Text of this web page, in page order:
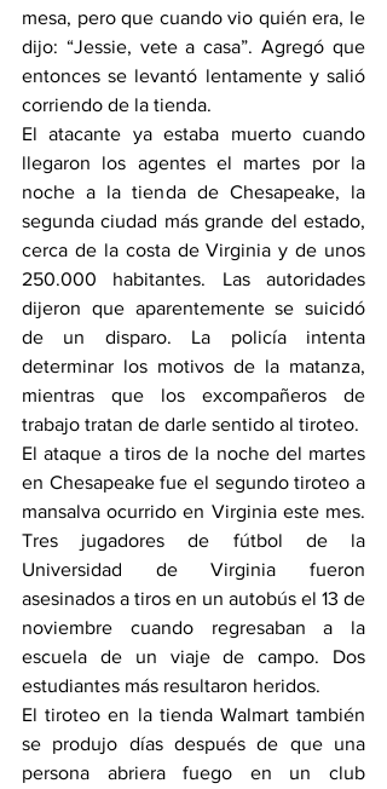
mesa, pero que cuando vio quién era, le
dijo: “Jessie, vete a casa”. Agregó que
entonces se levantó lentamente y salió
corriendo de la tienda.
El atacante ya estaba muerto cuando
llegaron los agentes el martes por la
noche a la tienda de Chesapeake, la
segunda ciudad más grande del estado,
cerca de la costa de Virginia y de unos
250.000 habitantes. Las autoridades
dijeron que aparentemente se suicidó
de un disparo. La policía intenta
determinar los motivos de la matanza,
mientras que los excompañeros de
trabajo tratan de darle sentido al tiroteo.
El ataque a tiros de la noche del martes
en Chesapeake fue el segundo tiroteo a
mansalva ocurrido en Virginia este mes.
Tres jugadores de fútbol de la
Universidad de Virginia fueron
asesinados a tiros en un autobús el 13 de
noviembre cuando regresaban a la
escuela de un viaje de campo. Dos
estudiantes más resultaron heridos.
El tiroteo en la tienda Walmart también
se produjo días después de que una
persona abriera fuego en un club